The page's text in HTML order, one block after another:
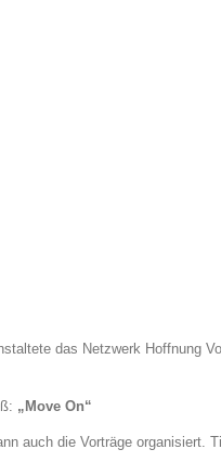
das Netzwerk Hoffnung
„Move On“
auch die Vorträge